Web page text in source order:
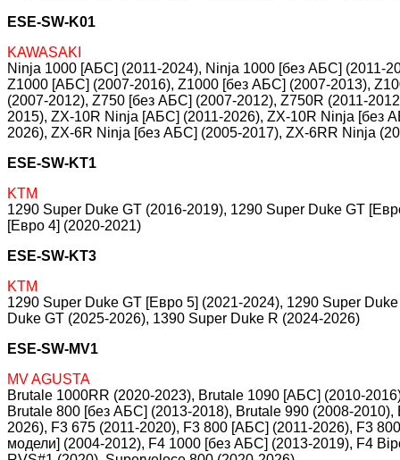
ESE-SW-K01
KAWASAKI
Ninja 1000 [АБС] (2011-2024), Ninja 1000 [без АБС] (2011-
Z1000 [АБС] (2007-2016), Z1000 [без АБС] (2007-2013),
(2007-2012), Z750 [без АБС] (2007-2012), Z750R (2011-
2015), ZX-10R Ninja [АБС] (2011-2026), ZX-10R Ninja [без
2026), ZX-6R Ninja [без АБС] (2005-2017), ZX-6RR Ninja
ESE-SW-KT1
KTM
1290 Super Duke GT (2016-2019), 1290 Super Duke GT
[Евро 4] (2020-2021)
ESE-SW-KT3
KTM
1290 Super Duke GT [Евро 5] (2021-2024), 1290 Super
Duke GT (2025-2026), 1390 Super Duke R (2024-2026)
ESE-SW-MV1
MV AGUSTA
Brutale 1000RR (2020-2023), Brutale 1090 [АБС] (2010-
Brutale 800 [без АБС] (2013-2018), Brutale 990 (2008-
2026), F3 675 (2011-2020), F3 800 [АБС] (2011-2026), F3
модели] (2004-2012), F4 1000 [без АБС] (2013-2019), F4